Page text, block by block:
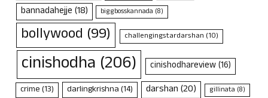
bannadahejje(18) biggbosskannada (8)
bollywood (99) challengingstardarshan (10)
cinishodha (206) cinishodhareview(16)
crime(13) darlingkrishna(14) darshan(20) gillinata (8)